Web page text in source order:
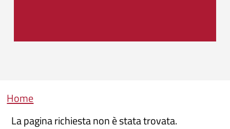
Briciole di pane
Home
La pagina richiesta non è stata trovata.